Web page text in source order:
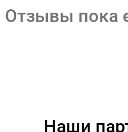
Отзывы пока
Наши